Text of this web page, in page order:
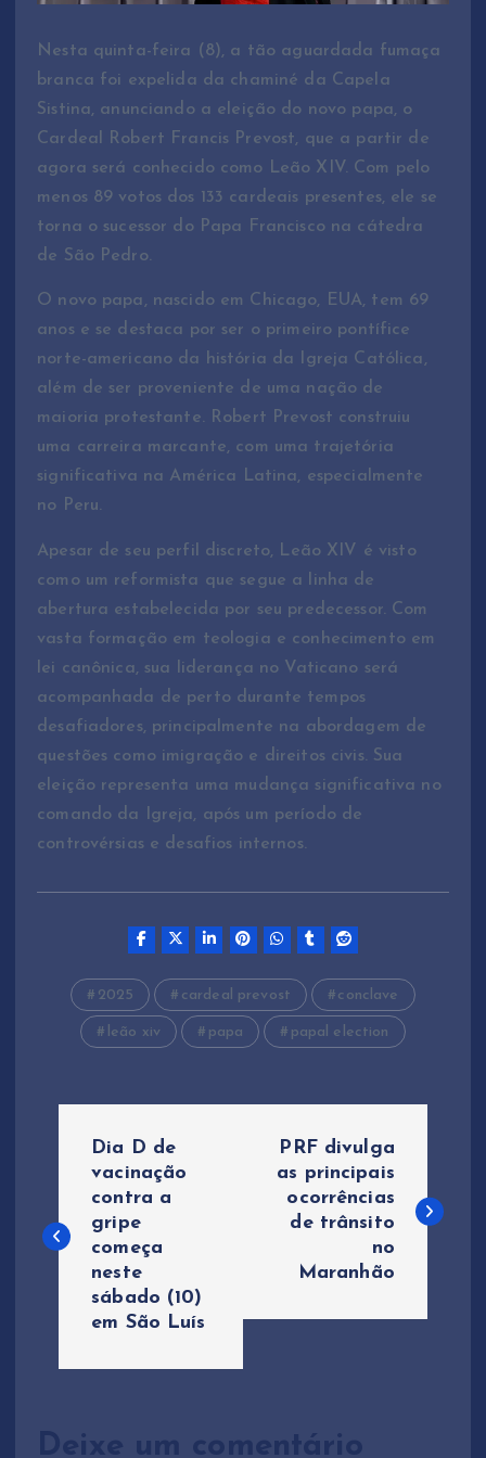
Nesta quinta-feira (8), a tão aguardada fumaça
branca foi expelida da chaminé da Capela
Sistina, anunciando a eleição do novo papa, o
Cardeal Robert Francis Prevost, que a partir de
agora será conhecido como Leão XIV. Com pelo
menos 89 votos dos 133 cardeais presentes, ele se
torna o sucessor do Papa Francisco na cátedra
de São Pedro.
O novo papa, nascido em Chicago, EUA, tem 69
anos e se destaca por ser o primeiro pontífice
norte-americano da história da Igreja Católica,
além de ser proveniente de uma nação de
maioria protestante. Robert Prevost construiu
uma carreira marcante, com uma trajetória
significativa na América Latina, especialmente
no Peru.
Apesar de seu perfil discreto, Leão XIV é visto
como um reformista que segue a linha de
abertura estabelecida por seu predecessor. Com
vasta formação em teologia e conhecimento em
lei canônica, sua liderança no Vaticano será
acompanhada de perto durante tempos
desafiadores, principalmente na abordagem de
questões como imigração e direitos civis. Sua
eleição representa uma mudança significativa no
comando da Igreja, após um período de
controvérsias e desafios internos.
2025 cardeal prevost conclave
leão xiv papa papal election
v
ç
Dia D de
vacinação
contra a
gripe
começa
neste
sábado (10)
em São Luís
PRF divulga
as principais
ocorrências
de trânsito
no
Maranhão
Deixe um comentário